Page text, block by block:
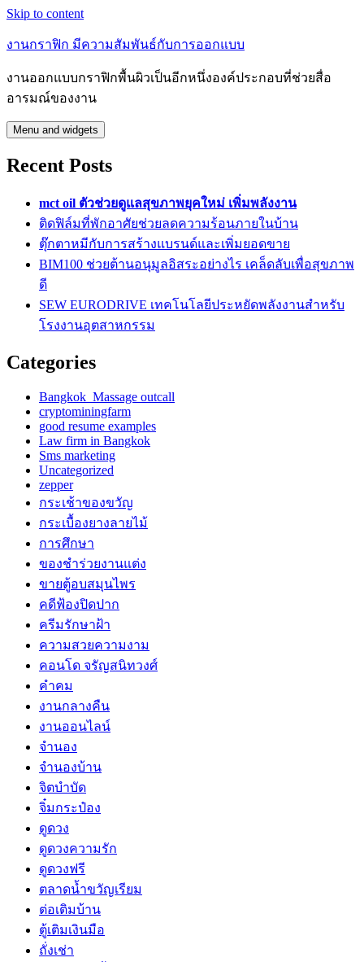
Skip to content
งานกราฟิก มีความสัมพันธ์กับการออกแบบ
งานออกแบบกราฟิกพื้นผิวเป็นอีกหนึ่งองค์ประกอบที่ช่วยสื่อ
อารมณ์ของงาน
Menu and widgets
Recent Posts
mct oil ตัวช่วยดูแลสุขภาพยุคใหม่ เพิ่มพลังงาน
ติดฟิล์มที่พักอาศัยช่วยลดความร้อนภายในบ้าน
ตุ๊กตาหมีกับการสร้างแบรนด์และเพิ่มยอดขาย
BIM100 ช่วยต้านอนุมูลอิสระอย่างไร เคล็ดลับเพื่อสุขภาพ
ดี
SEW EURODRIVE เทคโนโลยีประหยัดพลังงานสำหรับ
โรงงานอุตสาหกรรม
Categories
Bangkok Massage outcall
cryptominingfarm
good resume examples
Law firm in Bangkok
Sms marketing
Uncategorized
zepper
กระเช้าของขวัญ
กระเบื้องยางลายไม้
การศึกษา
ของชำร่วยงานแต่ง
ขายตู้อบสมุนไพร
คดีฟ้องปิดปาก
ครีมรักษาฝ้า
ความสวยความงาม
คอนโด จรัญสนิทวงศ์
คำคม
งานกลางคืน
งานออนไลน์
จำนอง
จำนองบ้าน
จิตบำบัด
จิ๋มกระป๋อง
ดูดวง
ดูดวงความรัก
ดูดวงฟรี
ตลาดน้ำขวัญเรียม
ต่อเติมบ้าน
ตู้เติมเงินมือ
ถั่งเช่า